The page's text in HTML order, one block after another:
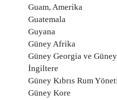
Guam, Amerika
Guatemala
Guyana
Güney Afrika
Güney Georgia ve
İngiltere
Güney Kıbrıs Rum
Güney Kore